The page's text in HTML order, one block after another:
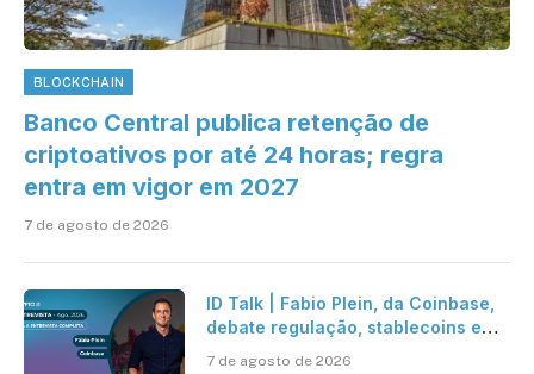
BLOCKCHAIN
Banco Central publica retenção de
criptoativos por até 24 horas; regra
entra em vigor em 2027
7 de agosto de 2026
ID Talk | Fabio Plein, da Coinbase,
debate regulação, stablecoins e
7 de agosto de 2026